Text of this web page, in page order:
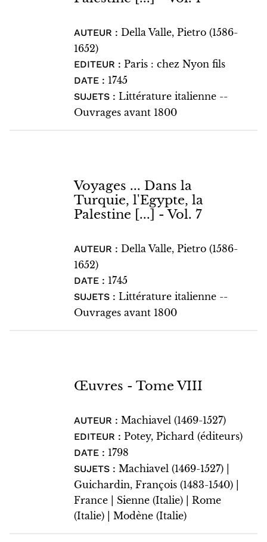
AUTEUR : Della Valle, Pietro (1586-
1652)
EDITEUR : Paris : chez Nyon fils
DATE : 1745
SUJETS : Littérature italienne --
Ouvrages avant 1800
Voyages ... Dans la
Turquie, l'Egypte, la
Palestine [...] - Vol. 7
AUTEUR : Della Valle, Pietro (1586-
1652)
DATE : 1745
SUJETS : Littérature italienne --
Ouvrages avant 1800
Œuvres - Tome VIII
AUTEUR : Machiavel (1469-1527)
EDITEUR : Potey, Pichard (éditeurs)
DATE : 1798
SUJETS : Machiavel (1469-1527) |
Guichardin, François (1483-1540) |
France | Sienne (Italie) | Rome
(Italie) | Modène (Italie)